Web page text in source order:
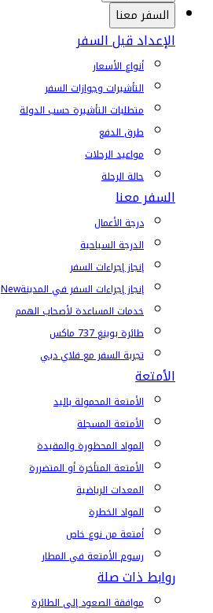
السفر معنا
الإعداد قبل السفر
أنواع الأسعار
التأشيرات وجوازات السفر
متطلبات التأشيرة حسب الدولة
طرق الدفع
مواعيد الرحلات
حالة الرحلة
السفر معنا
درجة الأعمال
الدرجة السياحية
إنجاز إجراءات السفر
إنجاز إجراءات السفر في المدينةNew
خدمات المساعدة لأصحاب الهمم
طائرة بوينغ 737 ماكس
تجربة السفر مع فلاي دبي
الأمتعة
الأمتعة المحمولة باليد
الأمتعة المسجلة
المواد المحظورة والمقيدة
الأمتعة المتأخرة أو المتضررة
المعدات الرياضية
المواد الخطرة
أمتعة من نوع خاص
رسوم الأمتعة في المطار
روابط ذات صلة
موافقة الصعود إلى الطائرة